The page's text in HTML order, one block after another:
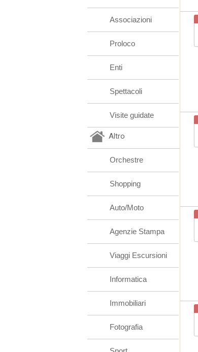
Associazioni
Proloco
Enti
Spettacoli
Visite guidate
Altro
Orchestre
Shopping
Auto/Moto
Agenzie Stampa
Viaggi Escursioni
Informatica
Immobiliari
Fotografia